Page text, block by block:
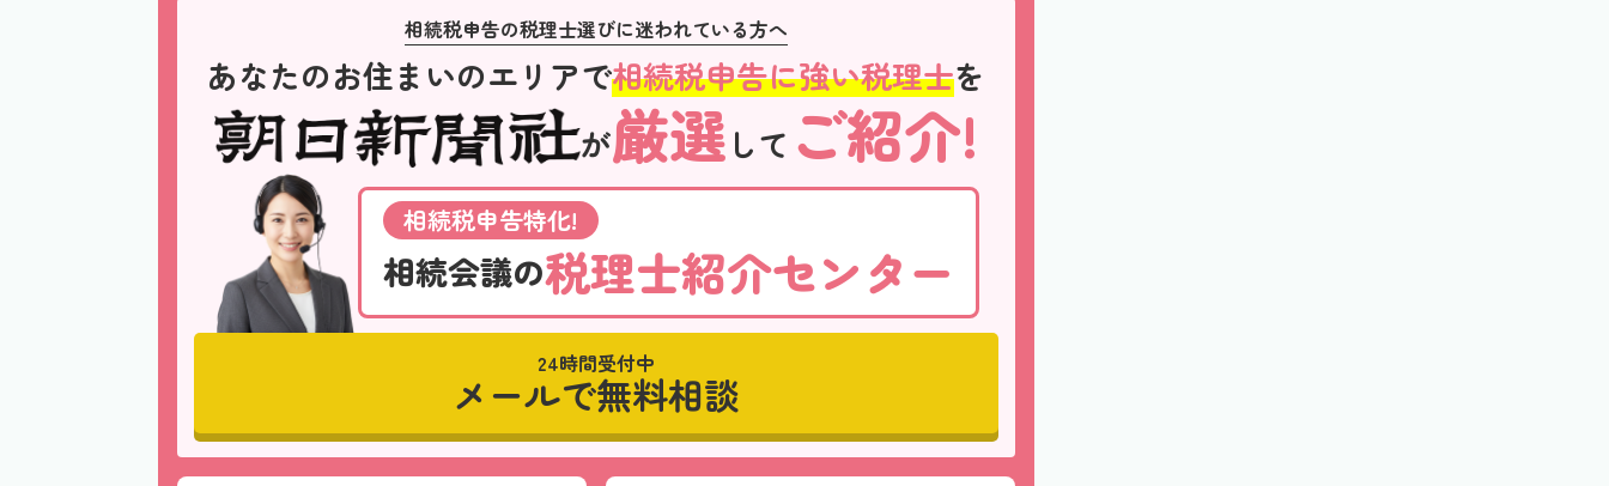
相続税申告の税理士選びに迷われている方へ
あなたのお住まいのエリアで相続税申告に強い税理士を
が厳選 して ご紹介!
相続税申告特化!
相続会議の税理士紹介センター
24時間受付中
メールで無料相談